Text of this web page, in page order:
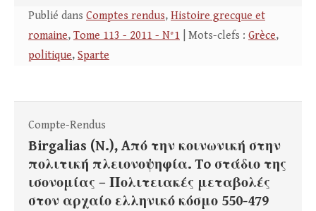
Publié dans Comptes rendus, Histoire grecque et
romaine, Tome 113 - 2011 - N°1 | Mots-clefs : Grèce,
politique, Sparte
Compte-Rendus
Birgalias (N.), Aπό την κοινωνική στην
πολιτική πλειονοψηφία. To στάδιο της
ισονομίας – Πολιτειακές μεταβολές
στον αρχαίο ελληνικό κόσμο 550-479